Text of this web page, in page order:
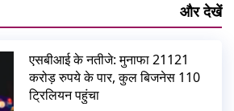
और देखें
एसबीआई के नतीजे: मुनाफा 21121
करोड़ रुपये के पार, कुल बिजनेस 110
ट्रिलियन पहुंचा